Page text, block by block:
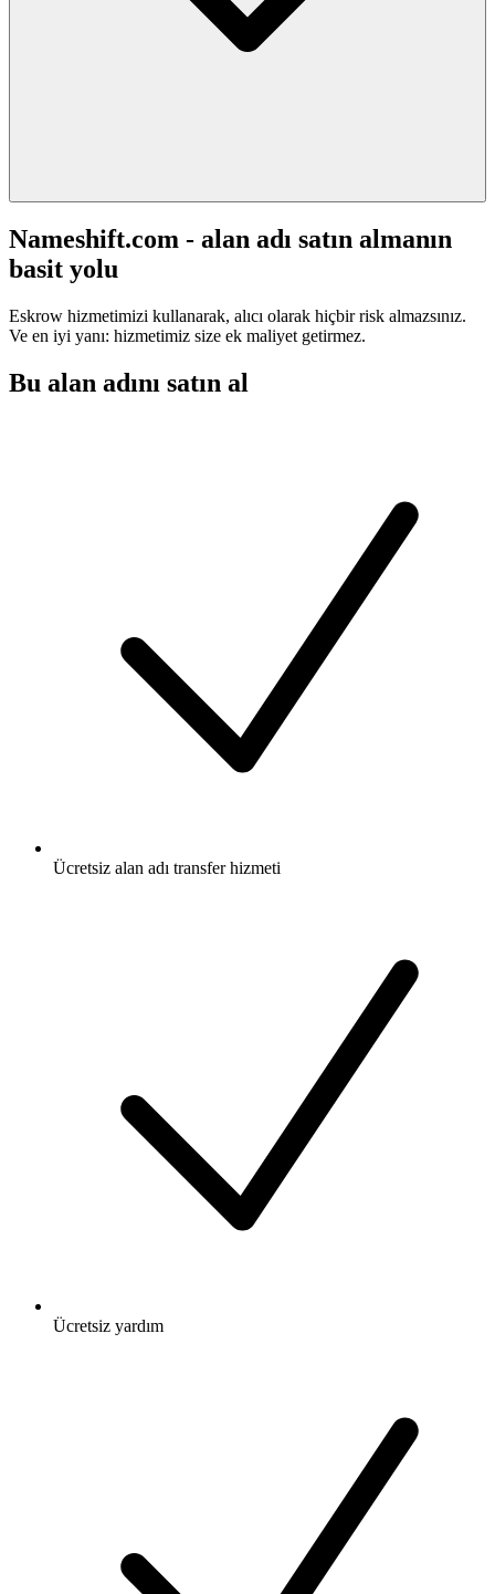
Nameshift.com - alan adı satın almanın
basit yolu
Eskrow hizmetimizi kullanarak, alıcı olarak hiçbir risk almazsınız.
Ve en iyi yanı: hizmetimiz size ek maliyet getirmez.
Bu alan adını satın al
Ücretsiz alan adı transfer hizmeti
Ücretsiz yardım